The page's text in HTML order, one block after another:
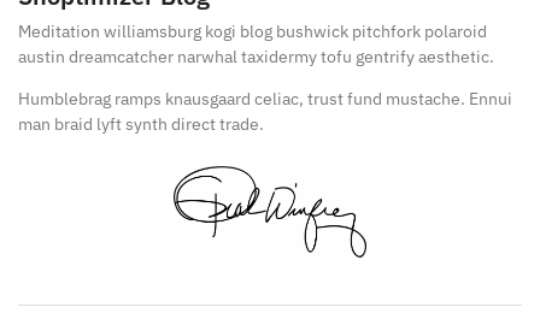
Meditation williamsburg kogi blog bushwick pitchfork polaroid
austin dreamcatcher narwhal taxidermy tofu gentrify aesthetic.
Humblebrag ramps knausgaard celiac, trust fund mustache. Ennui
man braid lyft synth direct trade.